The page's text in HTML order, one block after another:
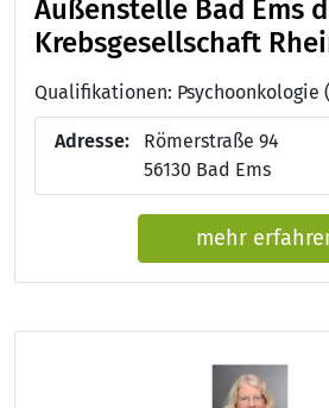
Außenstelle Bad Ems
Krebsgesellschaft
Qualifikationen: Psychoonkologie
Adresse:
Römerstraße 94
56130 Bad Ems
mehr